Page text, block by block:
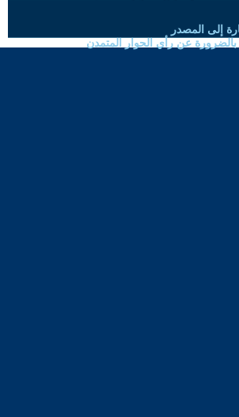
إلى المصدر
بالضرورة عن رأي الحوار المتمدن